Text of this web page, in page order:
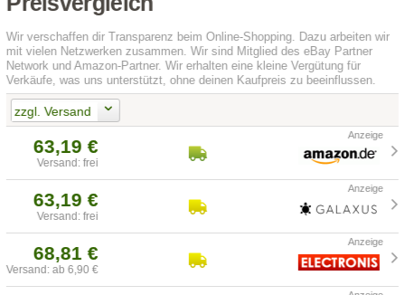
Wir verschaffen dir Transparenz beim Online-Shopping. Dazu arbeiten wir
mit vielen Netzwerken zusammen. Wir sind Mitglied des eBay Partner
Network und Amazon-Partner. Wir erhalten eine kleine Vergütung für
Verkäufe, was uns unterstützt, ohne deinen Kaufpreis zu beeinflussen.
zzgl. Versand
63,19 €
Versand: frei
63,19 €
Versand: frei
68,81 €
Versand: ab 6,90 €